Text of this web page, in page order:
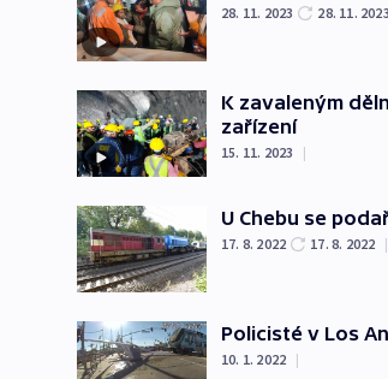
28. 11. 2023 28. 11. 2023
K zavaleným
zařízení
15. 11. 2023 |
U Chebu se
17. 8. 2022 17. 8. 2022 |
Policisté v Los
10. 1. 2022 |